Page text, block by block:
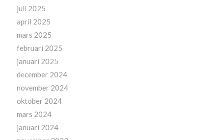
juli 2025
april 2025
mars 2025
februari 2025
januari 2025
december 2024
november 2024
oktober 2024
mars 2024
januari 2024